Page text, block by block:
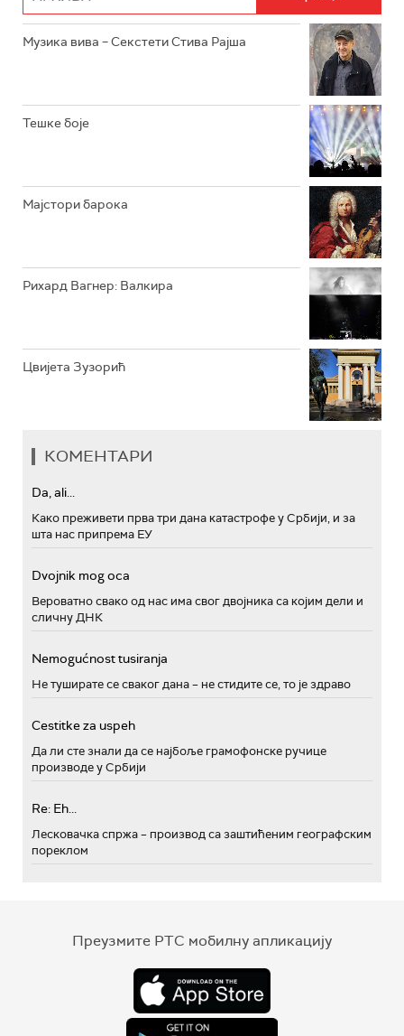
РАДИО ЏЕЗЕР
Музика вива – Секстети Стива Рајша
Тешке боје
Мајстори барока
Рихард Вагнер: Валкира
Цвијета Зузорић
КОМЕНТАРИ
Da, ali...
Како преживети прва три дана катастрофе у Србији, и за
шта нас припрема ЕУ
Dvojnik mog oca
Вероватно свако од нас има свог двојника са којим дели и
сличну ДНК
Nemogućnost tusiranja
Не туширате се сваког дана – не стидите се, то је здраво
Cestitke za uspeh
Да ли сте знали да се најбоље грамофонске ручице
производе у Србији
Re: Eh...
Лесковачка спржа – производ са заштићеним географским
пореклом
Преузмите РТС мобилну апликацију